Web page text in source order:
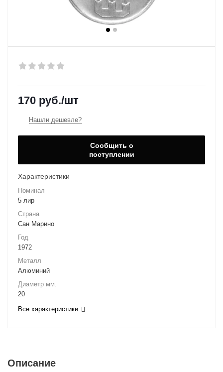
170 руб./шт
Нашли дешевле?
Сообщить о
поступлении
Характеристики
Номинал
5 лир
Страна
Сан Марино
Год
1972
Металл
Алюминий
Диаметр мм.
20
Все характеристики
Описание